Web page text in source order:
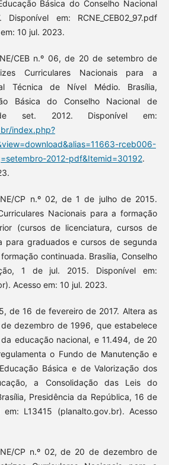
Básica do Conselho Nacional
em: RCNE_CEB02_97.pdf
10 jul. 2023.
CEB n.º 06, de 20 de setembro de
Curriculares Nacionais para a
Técnica de Nível Médio. Brasília,
Básica do Conselho Nacional de
set. 2012. Disponível em:
index.php?
rceb006-
2012-pdf&Itemid=30192.
CP n.º 02, de 1 de julho de 2015.
Nacionais para a formação
(cursos de licenciatura, cursos de
para graduados e cursos de segunda
continuada. Brasília, Conselho
1 de jul. 2015. Disponível em:
Acesso em: 10 jul. 2023.
de 16 de fevereiro de 2017. Altera as
dezembro de 1996, que estabelece
educação nacional, e 11.494, de 20
o Fundo de Manutenção e
Básica e de Valorização dos
a Consolidação das Leis do
Presidência da República, 16 de
L13415 (planalto.gov.br). Acesso
CP n.º 02, de 20 de dezembro de